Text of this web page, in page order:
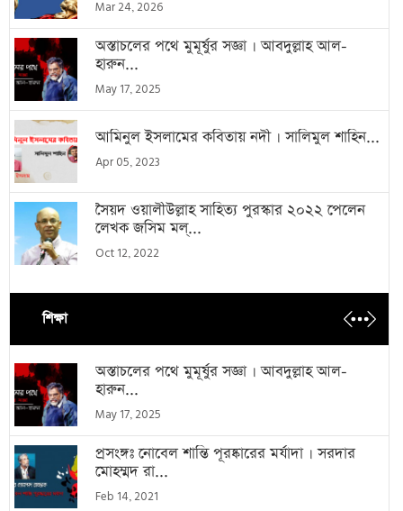
Mar 24, 2026
অস্তাচলের পথে মুমূর্ষুর সজ্ঞা । আবদুল্লাহ আল-
হারুন...
May 17, 2025
আমিনুল ইসলামের কবিতায় নদী । সালিমুল শাহিন...
Apr 05, 2023
সৈয়দ ওয়ালীউল্লাহ সাহিত্য পুরস্কার ২০২২ পেলেন
লেখক জসিম মল্...
Oct 12, 2022
শিক্ষা
অস্তাচলের পথে মুমূর্ষুর সজ্ঞা । আবদুল্লাহ আল-
হারুন...
May 17, 2025
প্রসংঙ্গঃ নোবেল শান্তি পূরষ্কারের মর্যাদা । সরদার
মোহম্মদ রা...
Feb 14, 2021